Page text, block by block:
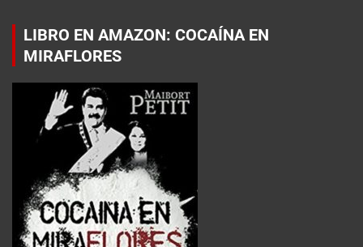
LIBRO EN AMAZON: COCAÍNA EN
MIRAFLORES